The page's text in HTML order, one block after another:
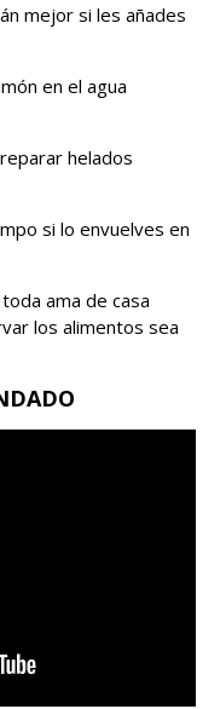
mejor si les añades
en el agua
helados
si lo envuelves en
ama de casa
los alimentos sea